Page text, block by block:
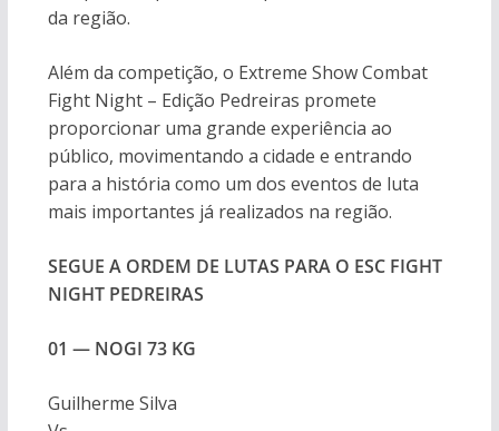
da região.
Além da competição, o Extreme Show Combat
Fight Night – Edição Pedreiras promete
proporcionar uma grande experiência ao
público, movimentando a cidade e entrando
para a história como um dos eventos de luta
mais importantes já realizados na região.
SEGUE A ORDEM DE LUTAS PARA O ESC FIGHT
NIGHT PEDREIRAS
01 — NOGI 73 KG
Guilherme Silva